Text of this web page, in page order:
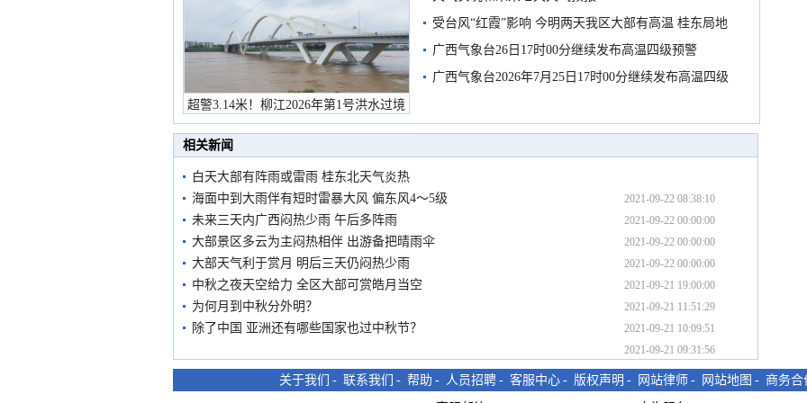
超警3.14米！柳江2026年第1号洪水过境
市民在堤岸见证汛况
受台风“红霞”影响 今明两天我区大部有高温 桂东局地
有较强降雨
广西气象台26日17时00分继续发布高温四级预警
广西气象台2026年7月25日17时00分继续发布高温四级
相关新闻
白天大部有阵雨或雷雨 桂东北天气炎热
2021-09-22 08:38:10
海面中到大雨伴有短时雷暴大风 偏东风4～5级
2021-09-22 00:00:00
未来三天内广西闷热少雨 午后多阵雨
2021-09-22 00:00:00
大部景区多云为主闷热相伴 出游备把晴雨伞
2021-09-22 00:00:00
大部天气利于赏月 明后三天仍闷热少雨
2021-09-21 19:00:00
中秋之夜天空给力 全区大部可赏皓月当空
2021-09-21 11:51:29
为何月到中秋分外明？
2021-09-21 10:09:51
除了中国 亚洲还有哪些国家也过中秋节？
2021-09-21 09:31:56
关于我们 - 联系我们 - 帮助 - 人员招聘 - 客服中心 - 版权声明 - 网站律师 - 网站地图 - 商务合